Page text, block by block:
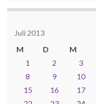
Juli 2013
M
D M
1
2 3
8
9 10
15
16 17